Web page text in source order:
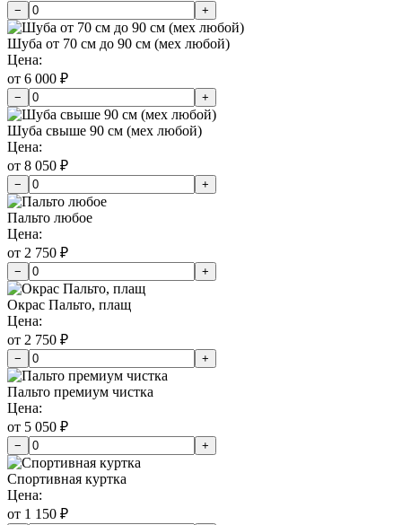
− +
Шуба от 70 см до 90 см (мех любой)
Цена:
от 6 000 ₽
− +
Шуба свыше 90 см (мех любой)
Цена:
от 8 050 ₽
− +
Пальто любое
Цена:
от 2 750 ₽
− +
Окрас Пальто, плащ
Цена:
от 2 750 ₽
− +
Пальто премиум чистка
Цена:
от 5 050 ₽
− +
Спортивная куртка
Цена:
от 1 150 ₽